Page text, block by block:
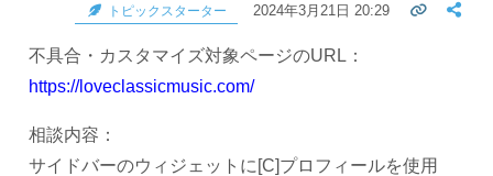
トピックスターター 2024年3月21日 20:29
不具合・カスタマイズ対象ページのURL：
https://loveclassicmusic.com/
相談内容：
サイドバーのウィジェットに[C]プロフィールを使用